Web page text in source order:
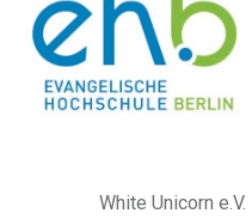
White Unicorn